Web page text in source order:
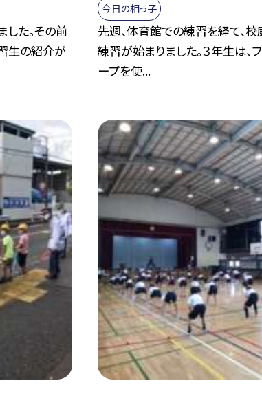
た。その前
生の紹介が
今日の相っ子
先週、体育館での練習を経て、
練習が始まりました。３年生は、
ープを使...